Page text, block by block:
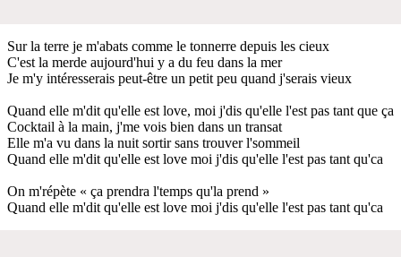
Sur la terre je m'abats comme le tonnerre depuis les cieux
C'est la merde aujourd'hui y a du feu dans la mer
Je m'y intéresserais peut-être un petit peu quand j'serais vieux
Quand elle m'dit qu'elle est love, moi j'dis qu'elle l'est pas tant que ça
Cocktail à la main, j'me vois bien dans un transat
Elle m'a vu dans la nuit sortir sans trouver l'sommeil
Quand elle m'dit qu'elle est love moi j'dis qu'elle l'est pas tant qu'ca
On m'répète « ça prendra l'temps qu'la prend »
Quand elle m'dit qu'elle est love moi j'dis qu'elle l'est pas tant qu'ca